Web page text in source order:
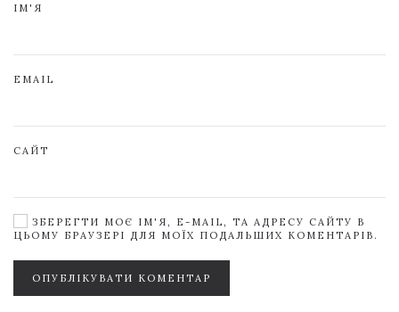
ІМ'Я
EMAIL
САЙТ
ЗБЕРЕГТИ МОЄ ІМ'Я, E-MAIL, ТА АДРЕСУ САЙТУ В
ЦЬОМУ БРАУЗЕРІ ДЛЯ МОЇХ ПОДАЛЬШИХ КОМЕНТАРІВ.
ОПУБЛІКУВАТИ КОМЕНТАР